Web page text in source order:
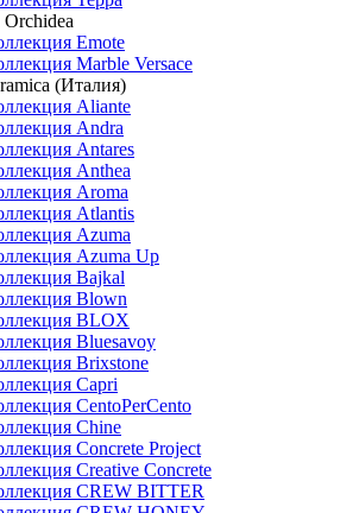
Orchidea
Emote
Marble Versace
(Италия)
Aliante
Andra
Antares
Anthea
Aroma
Atlantis
Azuma
Azuma Up
Bajkal
Blown
BLOX
Bluesavoy
Brixstone
Capri
CentoPerCento
Chine
Concrete Project
Creative Concrete
CREW BITTER